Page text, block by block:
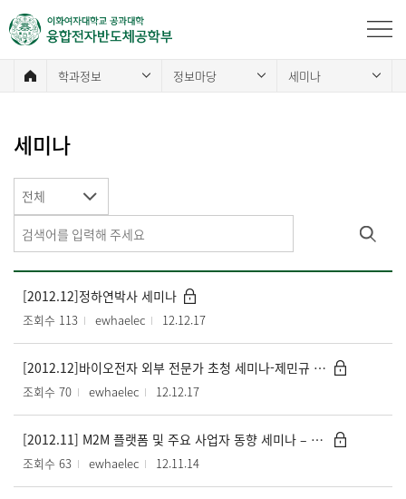
학과정보 정보마당 세미나
세미나
전체
[2012.12]정하연박사 세미나
조회수 113 ewhaelec 12.12.17
[2012.12]바이오전자 외부 전문가 초청 세미나-제민규 박사
조회수 70 ewhaelec 12.12.17
[2012.11] M2M 플랫폼 및 주요 사업자 동향 세미나 – KT연구소 김석우 매니저
조회수 63 ewhaelec 12.11.14